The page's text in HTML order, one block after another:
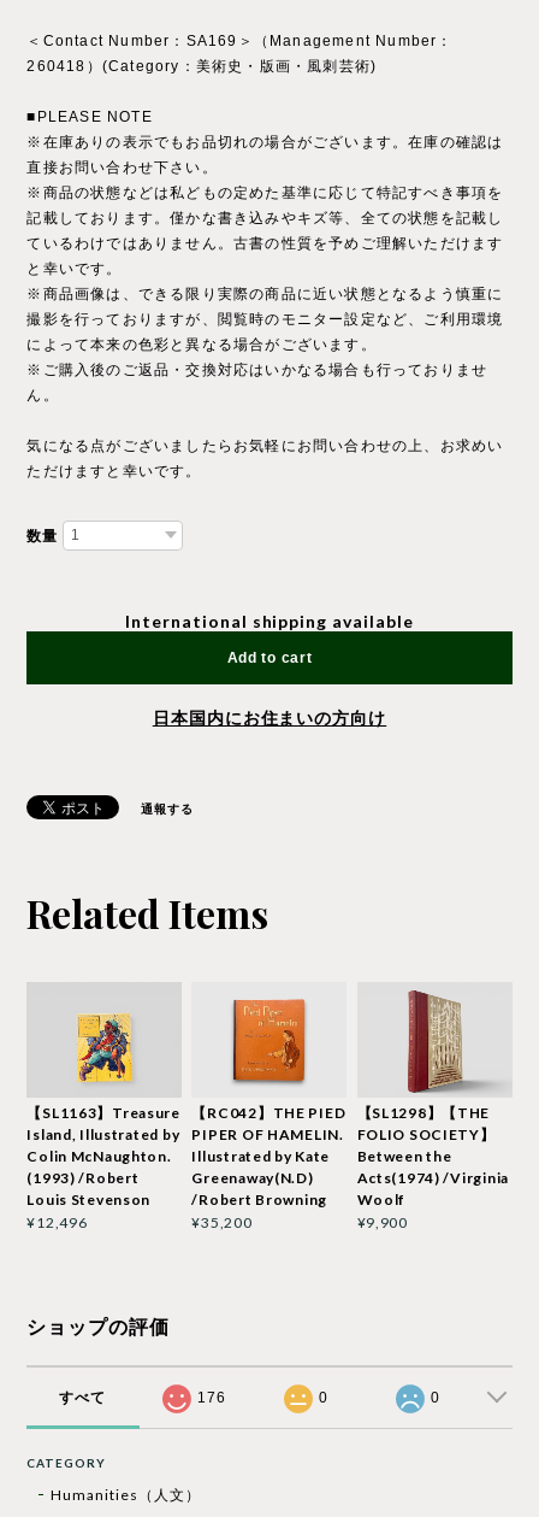
＜Contact Number：SA169＞（Management Number：
260418）(Category：美術史・版画・風刺芸術)
■PLEASE NOTE
※在庫ありの表示でもお品切れの場合がございます。在庫の確認は
直接お問い合わせ下さい。
※商品の状態などは私どもの定めた基準に応じて特記すべき事項を
記載しております。僅かな書き込みやキズ等、全ての状態を記載し
ているわけではありません。古書の性質を予めご理解いただけます
と幸いです。
※商品画像は、できる限り実際の商品に近い状態となるよう慎重に
撮影を行っておりますが、閲覧時のモニター設定など、ご利用環境
によって本来の色彩と異なる場合がございます。
※ご購入後のご返品・交換対応はいかなる場合も行っておりませ
ん。
気になる点がございましたらお気軽にお問い合わせの上、お求めい
ただけますと幸いです。
数量
International shipping available
Add to cart
日本国内にお住まいの方向け
通報する
Related Items
【SL1163】Treasure
Island, Illustrated by
Colin McNaughton.
(1993) /Robert
Louis Stevenson
¥12,496
【RC042】THE PIED
PIPER OF HAMELIN.
Illustrated by Kate
Greenaway(N.D)
/Robert Browning
¥35,200
【SL1298】【THE
FOLIO SOCIETY】
Between the
Acts(1974) /Virginia
Woolf
¥9,900
ショップの評価
すべて 176 0 0
CATEGORY
Humanities（人文）